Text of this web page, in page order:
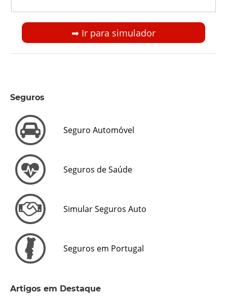
➡︎ Ir para simulador
Seguros
Seguro Automóvel
Seguros de Saúde
Simular Seguros Auto
Seguros em Portugal
Artigos em Destaque